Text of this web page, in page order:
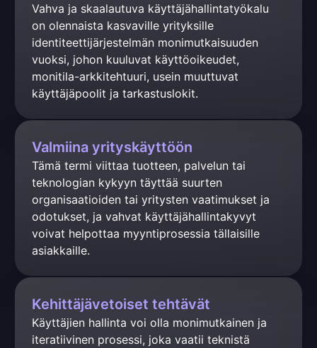
Vahva ja skaalautuva käyttäjähallintatyökalu
on olennaista kasvaville yrityksille
identiteettijärjestelmän monimutkaisuuden
vuoksi, johon kuuluvat käyttöoikeudet,
monitila-arkkitehtuuri, usein muuttuvat
käyttäjäpoolit ja tarkastuslokit.
Valmiina yrityskäyttöön
Tämä termi viittaa tuotteen, palvelun tai
teknologian kykyyn täyttää suurten
organisaatioiden tai yritysten vaatimukset ja
odotukset, ja vahvat käyttäjähallintakyvyt
voivat helpottaa myyntiprosessia tällaisille
asiakkaille.
Kehittäjävetoiset tehtävät
Käyttäjien hallinta voi olla monimutkainen ja
iteratiivinen prosessi, joka vaatii teknistä